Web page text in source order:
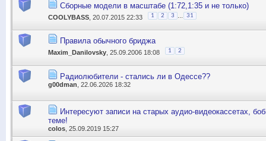
Сборные модели в масштабе (1:72,1:35 и не только)
COOLYBASS , 20.07.2015 22:33 1 2 3 31
Правила обычного бриджа
Maxim_Danilovsky , 25.09.2006 18:08 1 2
Радиолюбители - стались ли в Одессе??
g00dman , 22.06.2026 18:32
Интересуют записи на старых аудио-видеокассетах,
теме!
colos , 25.09.2019 15:27